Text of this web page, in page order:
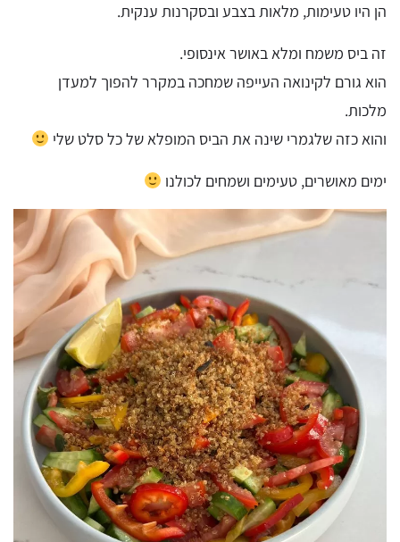
הן היו טעימות, מלאות בצבע ובסקרנות ענקית.
זה ביס משמח ומלא באושר אינסופי.
הוא גורם לקינואה העייפה שמחכה במקרר להפוך למעדן
מלכות.
והוא כזה שלגמרי שינה את הביס המופלא של כל סלט שלי
ימים מאושרים, טעימים ושמחים לכולנו